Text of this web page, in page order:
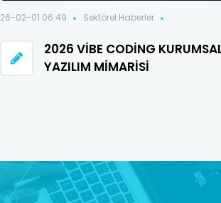
26-02-01 06:49 Sektörel Haberler
2026 VIBE CODING
YAZILIM MIMARISI